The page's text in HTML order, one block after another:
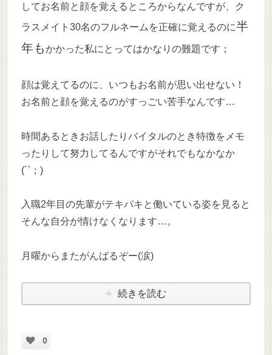
してお名前と顔を覚えるところからなんですが、ク
ラスメイト30名のフルネームを正確に覚えるのに半
年もかかった私にとってはかなりの難題です；
顔は覚えてるのに、いつもお名前が思い出せない！
お名前と顔を覚えるのがすっごい苦手なんです…
時間あるときお話したりバイタルのとき特徴をメモ
ったりして努力してるんですがそれでもなかなか
(´`；)
入職2年目の先輩がテキパキと働いている姿を見ると
そんな自分が情けなくなります…。
月曜からまたがんばるぞー(涙)
続きを読む
0